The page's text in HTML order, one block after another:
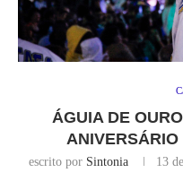
ÁGUIA DE
ANIVERSÁRIO
escrito por Sintonia 13